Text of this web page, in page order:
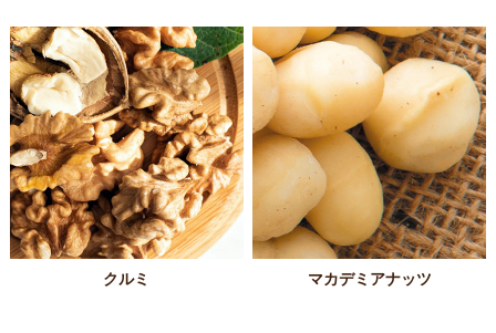
クルミ マカデミアナッツ